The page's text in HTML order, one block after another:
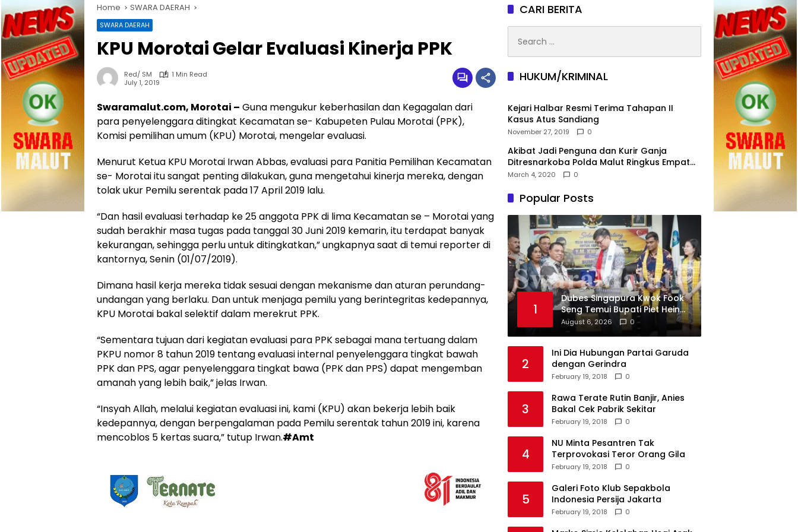
Home SWARA DAERAH
SWARA DAERAH
KPU Morotai Gelar Evaluasi Kinerja PPK
Red/ SM
1 Min Read
July 1, 2019
Swaramalut.com, Morotai – Guna mengukur keberhasilan dan Kegagalan dari
para penyelenggara ditingkat Kecamatan se- Kabupeten Pulau Morotai (PPK),
Komisi pemilihan umum (KPU) Morotai, mengelar evaluasi.
Menurut Ketua KPU Morotai Irwan Abbas, evaluasi para Panitia Pemilihan Kecamatan
se- Morotai itu sangat penting dilakukan, guna mengetahui kinerja mereka, dengan
tolak ukur Pemilu serentak pada 17 April 2019 lalu.
“Dan hasil evaluasi terhadap ke 25 anggota PPK di lima Kecamatan se – Morotai yang
sudah berakhir masa tugas pada tanggal 30 Juni 2019 kemarin, itu terdapat banyak
kekurangan, sehingga perlu untuk ditingkatkan,” ungkapnya saat di temui reporter di
kantornya, Senin (01/07/2019).
Dimana hasil kerja mereka tidak sesuai dengan mekanisme dan aturan perundang-
undangan yang berlaku. Dan untuk menjaga pemilu yang berintegritas kedepannya,
KPU Morotai bakal selektif dalam merekrut PPK.
“Sementara tujuan dari kegiatan evaluasi para PPK sebagai mana tertuang dalam
PKPU nomor 8 tahun 2019 tentang evaluasi internal penyelenggara tingkat bawah
PPK dan PPS, agar penyelenggara tingkat bawa (PPK dan PPS) dapat mengemban
amanah yang lebih baik,” jelas Irwan.
“Insyah Allah, melalui kegiatan evaluasi ini, kami (KPU) akan bekerja lebih baik
kedepannya, dengan berpengalaman pada Pemilu serentak tahun 2019 ini, karena
mencoblos 5 kertas suara,” tutup Irwan.#Amt
CARI BERITA
for:
HUKUM/KRIMINAL
Kejari Halbar Resmi Terima Tahapan II
Kasus Atus Sandiang
November 27, 2019 0
Akibat Jadi Penguna dan Kurir Ganja
Ditresnarkoba Polda Malut Ringkus Empat
Tersangka
March 4, 2020 0
Popular Posts
1
Dubes Singapura Kwok Fook
Seng Temui Bupati Piet Hein
Babua
August 6, 2026 0
2
Ini Dia Hubungan Partai Garuda
dengan Gerindra
February 19, 2018 0
3
Rawa Terate Rutin Banjir, Anies
Bakal Cek Pabrik Sekitar
February 19, 2018 0
4
NU Minta Pesantren Tak
Terprovokasi Teror Orang Gila
February 19, 2018 0
5
Galeri Foto Klub Sepakbola
Indonesia Persija Jakarta
February 19, 2018 0